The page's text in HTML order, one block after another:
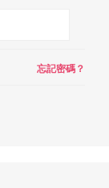
忘記密碼？